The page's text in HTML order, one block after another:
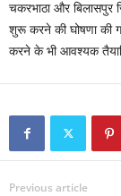
चकरभाठा और
शुरू करने की घोषणा की
करने के भी आवश्यक
Previous article